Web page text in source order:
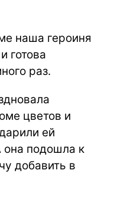
наша героиня
готова
раз.
цветов и
ей
она подошла к
добавить в